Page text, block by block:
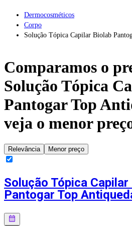
Dermocosméticos
Corpo
Solução Tópica Capilar Biolab
Comparamos o
Solução Tópica
Pantogar Top
veja o menor
Relevância Menor preço
Solução Tópica Capilar
Pantogar Top